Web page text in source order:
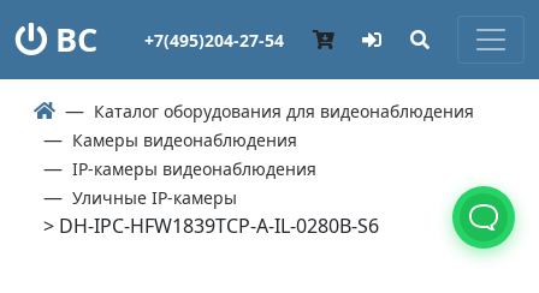
ВС +7(495)204-27-54
Каталог оборудования для видеонаблюдения
Камеры видеонаблюдения
IP-камеры видеонаблюдения
Уличные IP-камеры
> DH-IPC-HFW1839TCP-A-IL-0280B-S6